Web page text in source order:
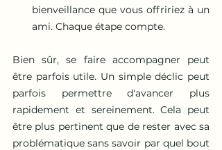
bienveillance que vous offririez à un
ami. Chaque étape compte.
Bien sûr, se faire accompagner peut
être parfois utile. Un simple déclic peut
parfois permettre d'avancer plus
rapidement et sereinement. Cela peut
être plus pertinent que de rester avec sa
problématique sans savoir par quel bout